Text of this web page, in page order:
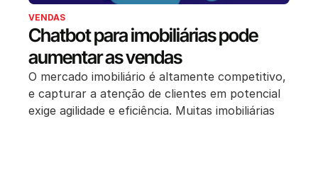
VENDAS
Chatbot para imobiliárias pode
aumentar as vendas
O mercado imobiliário é altamente competitivo,
e capturar a atenção de clientes em potencial
exige agilidade e eficiência. Muitas imobiliárias